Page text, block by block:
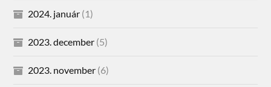
2024. január (1)
2023. december (5)
2023. november (6)